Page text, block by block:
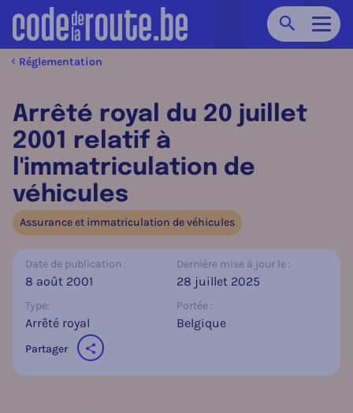
Chercher
Réglementation
Arrêté royal du 20 juillet
2001 relatif à
l'immatriculation de
véhicules
Assurance et immatriculation de véhicules
Date de publication :
8 août 2001
Dernière mise à jour le :
28 juillet 2025
Type:
Arrêté royal
Portée :
Belgique
Partager
sur les réseaux sociaux